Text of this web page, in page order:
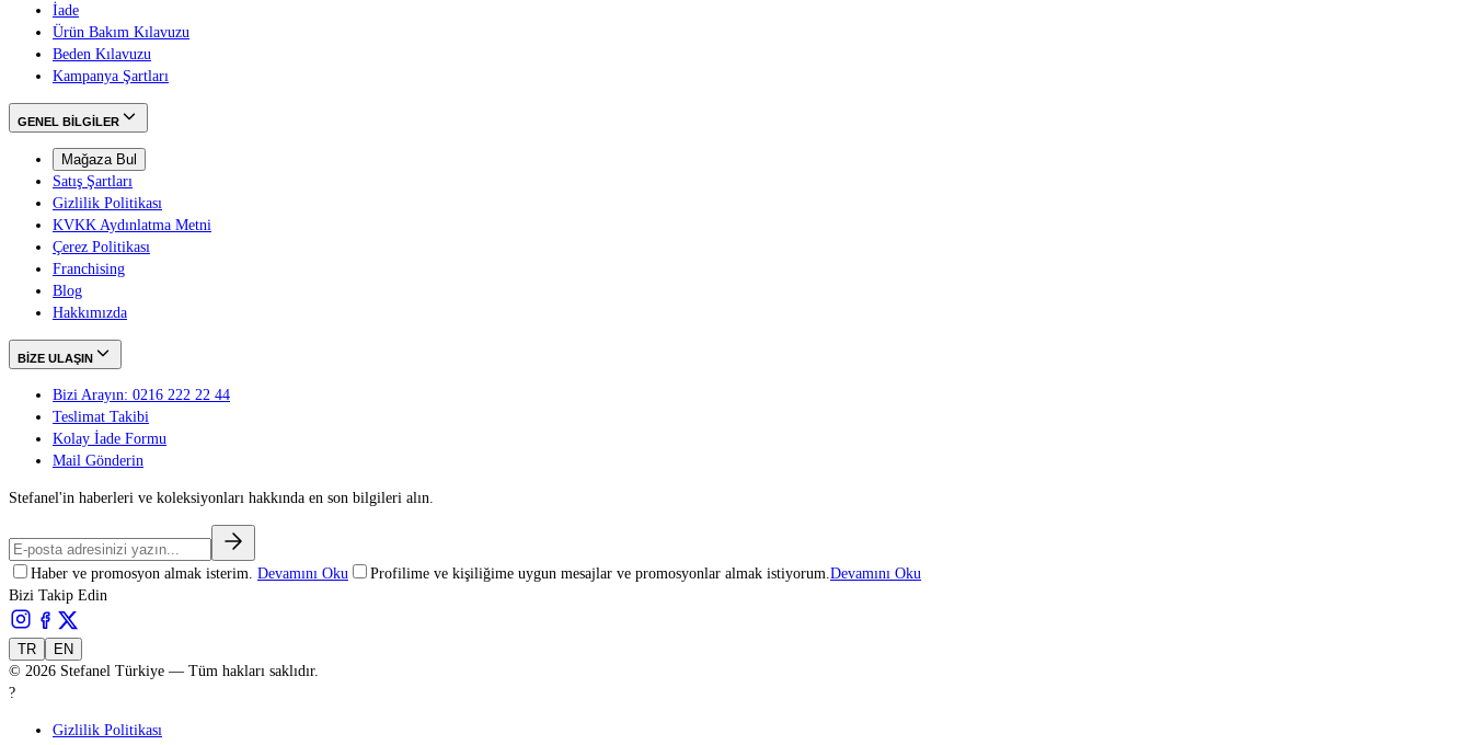
İade
Ürün Bakım Kılavuzu
Beden Kılavuzu
Kampanya Şartları
GENEL BİLGİLER
Mağaza Bul
Satış Şartları
Gizlilik Politikası
KVKK Aydınlatma Metni
Çerez Politikası
Franchising
Blog
Hakkımızda
BİZE ULAŞIN
Bizi Arayın: 0216 222 22 44
Teslimat Takibi
Kolay İade Formu
Mail Gönderin
Stefanel'in haberleri ve koleksiyonları hakkında en son bilgileri alın.
Haber ve promosyon almak isterim. Devamını Oku Profilime ve kişiliğime uygun mesajlar ve promosyonlar almak istiyorum. Devamını Oku
Bizi Takip Edin
TR
EN
© 2026 Stefanel Türkiye — Tüm hakları saklıdır.
?
Gizlilik Politikası